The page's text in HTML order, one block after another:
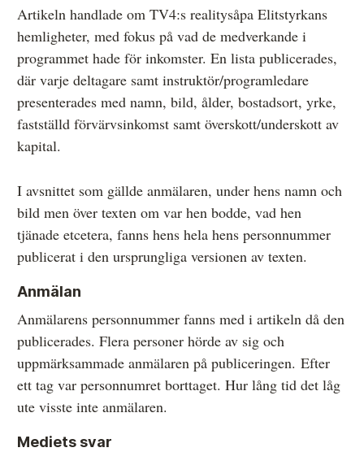
Den journalistiska yrkesetiken
Jobba hos oss!
Pressbilder
Så behandlar vi dina personuppgifter
Artikeln handlade om TV4:s realitysåpa Elitstyrkans
hemligheter, med fokus på vad de medverkande i
programmet hade för inkomster. En lista publicerades,
där varje deltagare samt instruktör/programledare
presenterades med namn, bild, ålder, bostadsort, yrke,
fastställd förvärvsinkomst samt överskott/underskott av
kapital.
I avsnittet som gällde anmälaren, under hens namn och
bild men över texten om var hen bodde, vad hen
tjänade etcetera, fanns hens hela hens personnummer
publicerat i den ursprungliga versionen av texten.
Anmälan
Anmälarens personnummer fanns med i artikeln då den
publicerades. Flera personer hörde av sig och
uppmärksammade anmälaren på publiceringen. Efter
ett tag var personnumret borttaget. Hur lång tid det låg
ute visste inte anmälaren.
Mediets svar